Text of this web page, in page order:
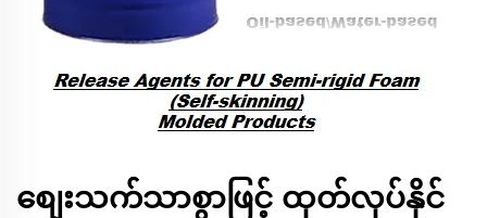
စျေးသက်သာစွာဖြင့် ထုတ်လုပ်နိုင်